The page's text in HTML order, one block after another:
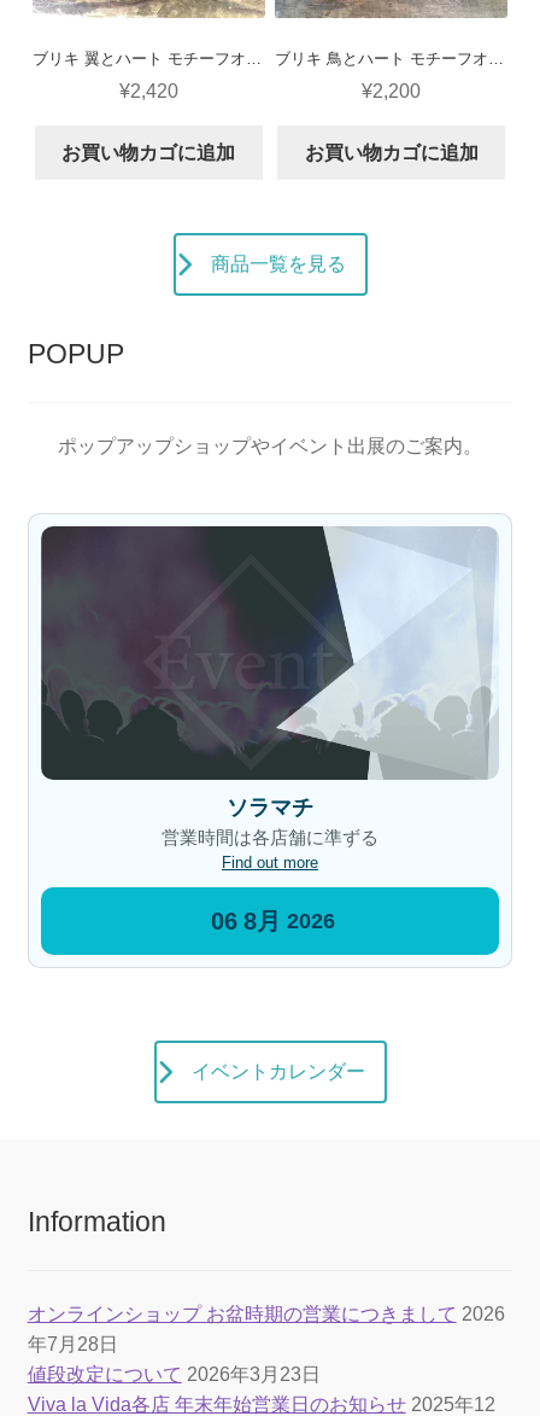
ブリキ 翼とハート モチーフオーナメント H51
¥2,420
お買い物カゴに追加
ブリキ 鳥とハート モチーフオーナメント H50
¥2,200
お買い物カゴに追加
商品一覧を見る
POPUP
ポップアップショップやイベント出展のご案内。
ソラマチ
営業時間は各店舗に準ずる
Find out more
06 8月 2026
イベントカレンダー
Information
オンラインショップ お盆時期の営業につきまして 2026
年7月28日
値段改定について 2026年3月23日
Viva la Vida各店 年末年始営業日のお知らせ2025年12